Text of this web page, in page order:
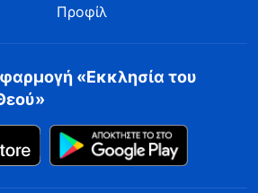
Προφίλ
«Εκκλησία του